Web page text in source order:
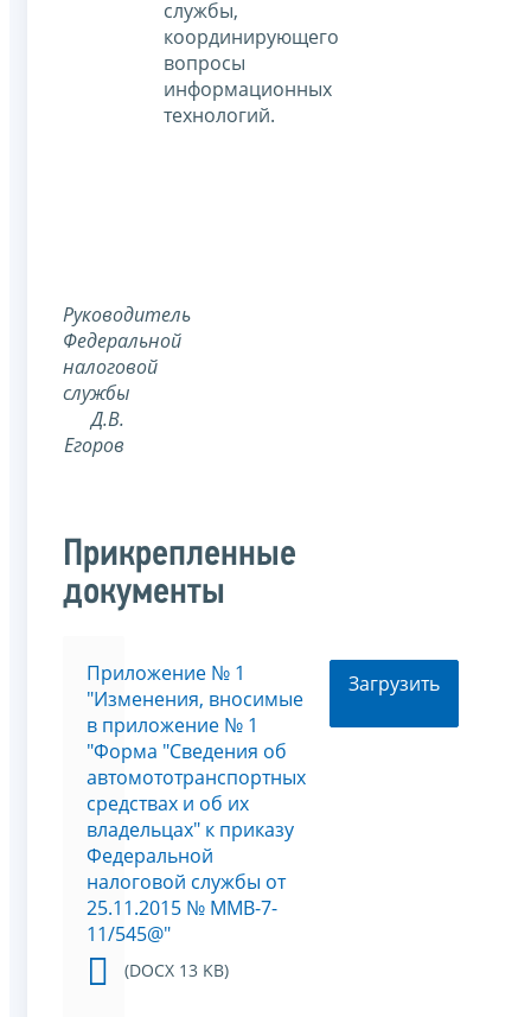
службы,
координирующего
вопросы
информационных
технологий.
Руководитель
Федеральной
налоговой
службы
Д.В.
Егоров
Прикрепленные
документы
Приложение № 1
"Изменения, вносимые
в приложение № 1
"Форма "Сведения об
автомототранспортных
средствах и об их
владельцах" к приказу
Федеральной
налоговой службы от
25.11.2015 № ММВ-7-
11/545@"
(DOCX 13 KB)
Загрузить